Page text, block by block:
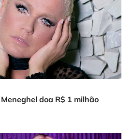
doa R$ 1 milhão